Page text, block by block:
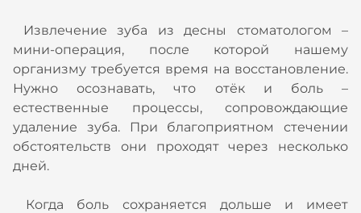
Извлечение зуба из десны стоматологом –
мини-операция, после которой нашему
организму требуется время на восстановление.
Нужно осознавать, что отёк и боль –
естественные процессы, сопровождающие
удаление зуба. При благоприятном стечении
обстоятельств они проходят через несколько
дней.
Когда боль сохраняется дольше и имеет